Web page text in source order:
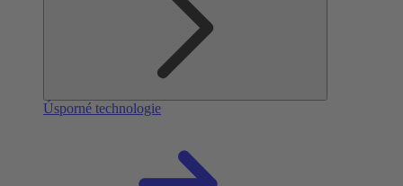
Úsporné technologie